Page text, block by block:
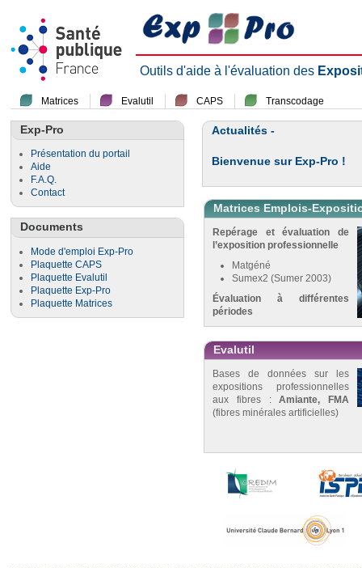
Outils d'aide à l'évaluation des
Matrices Evalutil CAPS Transcodage
Exp-Pro
Présentation du portail
Aide
F.A.Q.
Contact
Documents
Mode d'emploi Exp-Pro
Plaquette CAPS
Plaquette Evalutil
Plaquette Exp-Pro
Plaquette Matrices
Actualités -
Bienvenue sur Exp-Pro !
Matrices Emplois-
Repérage et évaluation de
l’exposition professionnelle
Matgéné
Sumex2 (Sumer 2003)
Évaluation à différentes
périodes
Evalutil
Bases de données sur les
expositions professionnelles
aux fibres :Amiante, FMA
(fibres minérales artificielles)